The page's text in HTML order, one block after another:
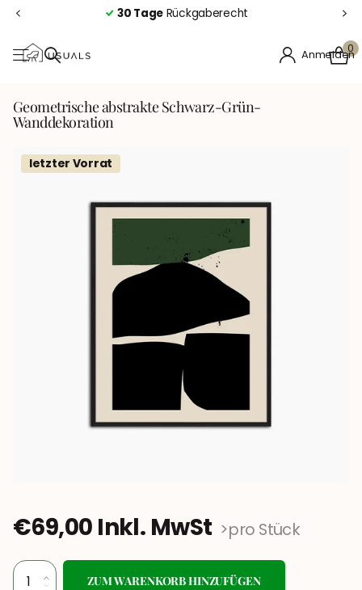
30 TageRückgaberecht
Anmelden
0
Geometrische abstrakte Schwarz-Grün-
Wanddekoration
letzter Vorrat
€69,00 Inkl. MwSt >pro Stück
ZUM WARENKORB HINZUFÜGEN